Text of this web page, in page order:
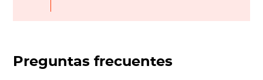
Preguntas frecuentes